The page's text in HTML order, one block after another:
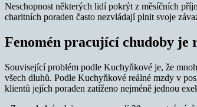
Neschopnost některých lidí pokrýt z měsíčních
charitních poraden často nezvládají plnit svoje
Fenomén pracující chudoby je
Související problém podle Kuchyňkové je, že
všech dluhů. Podle Kuchyňkové reálné mzdy v
klientů jejích poraden zatíženo nejméně jednou